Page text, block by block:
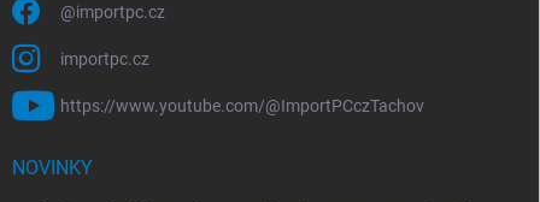
@importpc.cz
importpc.cz
https://www.youtube.com/@ImportPCczTachov
NOVINKY